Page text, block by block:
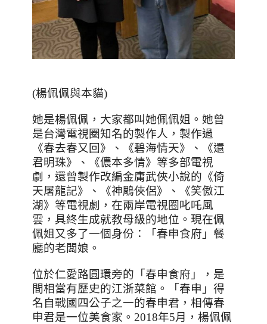
(楊佩佩與本貓)
她是楊佩佩，大家都叫她佩佩姐。她曾
是台灣電視圈知名的製作人，製作過
《春去春又回》、《碧海情天》、《還
君明珠》、《儂本多情》等多部電視
劇，還曾製作改編金庸武俠小說的《倚
天屠龍記》、《神鵰俠侶》、《笑傲江
湖》等電視劇，在兩岸電視圈叱吒風
雲，具終生成就教母級的地位。現在佩
佩姐又多了一個身份：「春申食府」餐
廳的老闆娘。
位於仁愛路圓環旁的「春申食府」，是
間相當有歷史的江浙菜館。「春申」得
名自戰國四公子之一的春申君，相傳春
申君是一位美食家。 2018年5月，楊佩佩